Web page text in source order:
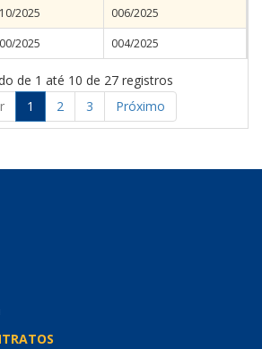
2025
006/2025
2025 004/2025
de 1 até 10 de 27 registros
1 2 3 Próximo